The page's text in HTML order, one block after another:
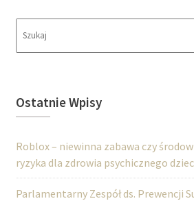
Ostatnie Wpisy
Roblox – niewinna zabawa czy
ryzyka dla zdrowia psychicznego
Parlamentarny Zespół ds. Prewencji